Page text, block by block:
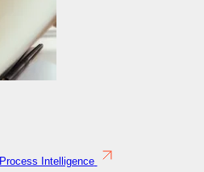
Process Intelligence